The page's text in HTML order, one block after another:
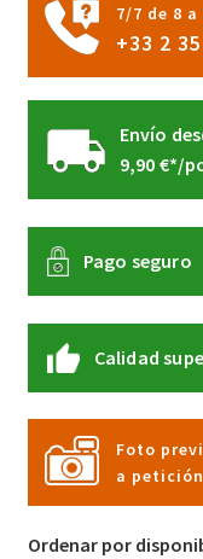
7/7 de 8
+33 2
Envío
9,90 €*/
Pago seguro
Calidad
Foto
a petición
Ordenar por